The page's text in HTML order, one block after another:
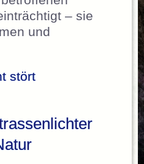
– sie
und
stört